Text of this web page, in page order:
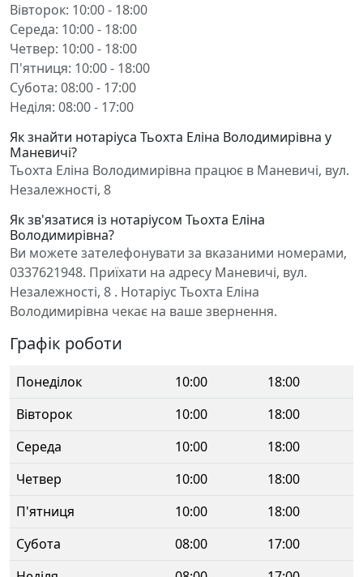
Вівторок: 10:00 - 18:00
Середа: 10:00 - 18:00
Четвер: 10:00 - 18:00
П'ятниця: 10:00 - 18:00
Субота: 08:00 - 17:00
Неділя: 08:00 - 17:00
Як знайти нотаріуса Тьохта Еліна Володимирівна у
Маневичі?
Тьохта Еліна Володимирівна працює в Маневичі, вул.
Незалежності, 8
Як зв'язатися із нотаріусом Тьохта Еліна
Володимирівна?
Ви можете зателефонувати за вказаними номерами,
0337621948. Приїхати на адресу Маневичі, вул.
Незалежності, 8 . Нотаріус Тьохта Еліна
Володимирівна чекає на ваше звернення.
Графік роботи
Понеділок 10:00
18:00
Вівторок
10:00
18:00
Середа
10:00
18:00
Четвер
10:00
18:00
П'ятниця
10:00
18:00
Субота
08:00
17:00